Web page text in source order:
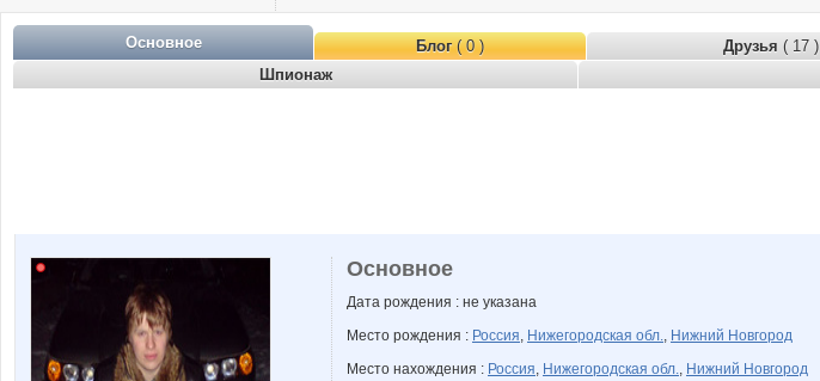
Основное Блог( 0 ) Друзья ( 17 )
Шпионаж
Основное
Дата рождения : не указана
Место рождения : Россия, Нижегородская обл., Нижний Новгород
Место нахождения : Россия, Нижегородская обл., Нижний Новгород